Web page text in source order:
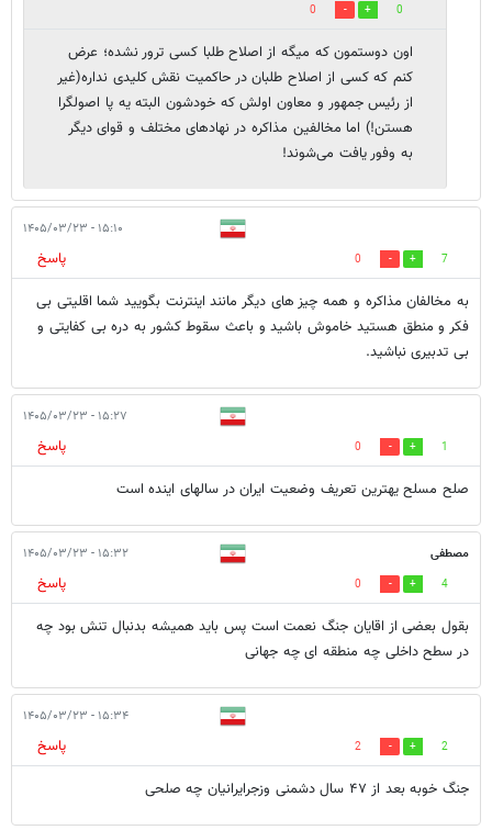
0
0
اون دوستمون که میگه از اصلاح طلبا کسی ترور نشده؛ عرض
کنم که کسی از اصلاح طلبان در حاکمیت نقش کلیدی نداره(غیر
از رئیس جمهور و معاون اولش که خودشون البته یه پا اصولگرا
هستن!) اما مخالفین مذاکره در نهادهای مختلف و قوای دیگر
به وفور یافت می‌شوند!
۱۵:۱۰ - ۱۴۰۵/۰۳/۲۳
7
0
پاسخ
به مخالفان مذاکره و همه چیز های دیگر مانند اینترنت بگویید شما اقلیتی بی
فکر و منطق هستید خاموش باشید و باعث سقوط کشور به دره بی کفایتی و
بی تدبیری نباشید.
۱۵:۲۷ - ۱۴۰۵/۰۳/۲۳
1
0
پاسخ
صلح مسلح یهترین تعریف وضعیت ایران در سالهای اینده است
مصطفی ۱۵:۳۲ - ۱۴۰۵/۰۳/۲۳
4
0
پاسخ
بقول بعضی از اقایان جنگ نعمت است پس باید همیشه بدنبال تنش بود چه
در سطح داخلی چه منطقه ای چه جهانی
۱۵:۳۴ - ۱۴۰۵/۰۳/۲۳
2
2
پاسخ
جنگ خوبه بعد از ۴۷ سال دشمنی وزجرایرانیان چه صلحی